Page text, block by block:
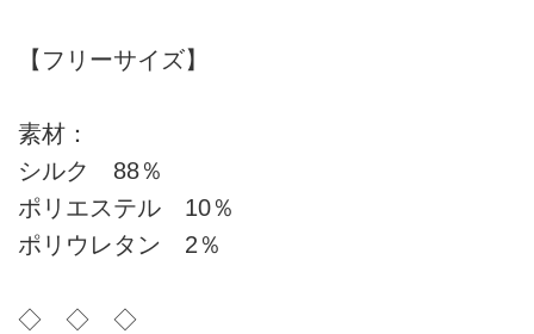
【フリーサイズ】
素材：
シルク 88％
ポリエステル 10％
ポリウレタン 2％
◇ ◇ ◇